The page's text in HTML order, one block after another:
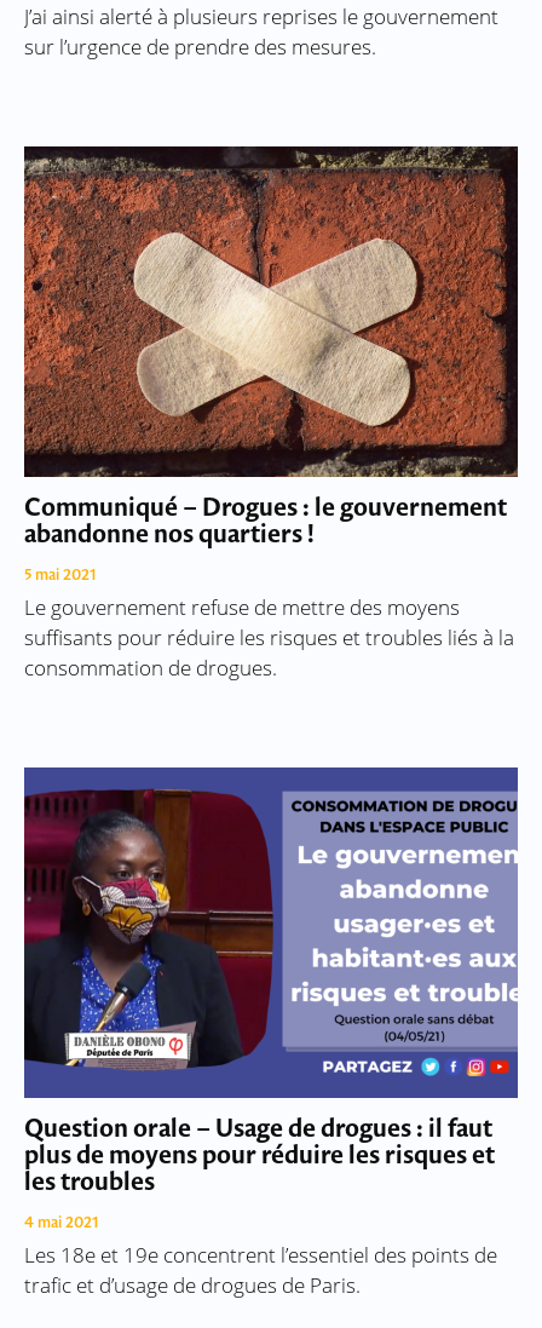
J’ai ainsi alerté à plusieurs reprises le gouvernement
sur l’urgence de prendre des mesures.
Communiqué – Drogues : le gouvernement
abandonne nos quartiers !
5 mai 2021
Le gouvernement refuse de mettre des moyens
suffisants pour réduire les risques et troubles liés à la
consommation de drogues.
Question orale – Usage de drogues : il faut
plus de moyens pour réduire les risques et
les troubles
4 mai 2021
Les 18e et 19e concentrent l’essentiel des points de
trafic et d’usage de drogues de Paris.